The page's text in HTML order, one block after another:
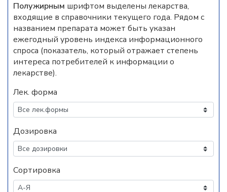
Полужирным шрифтом выделены лекарства,
входящие в справочники текущего года. Рядом с
названием препарата может быть указан
ежегодный уровень индекса информационного
спроса (показатель, который отражает степень
интереса потребителей к информации о
лекарстве).
Лек. форма
Дозировка
Сортировка